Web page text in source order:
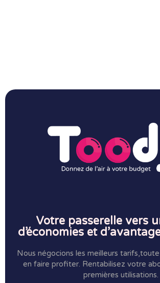
Votre passerelle vers
d’économies et
Nous négocions les meilleurs tarifs,toute
en faire profiter. Rentabilisez votre
premières utilisations.